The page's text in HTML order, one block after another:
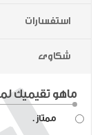
استفسارات
شكاوى
ماهو تقيميك
ممتاز .